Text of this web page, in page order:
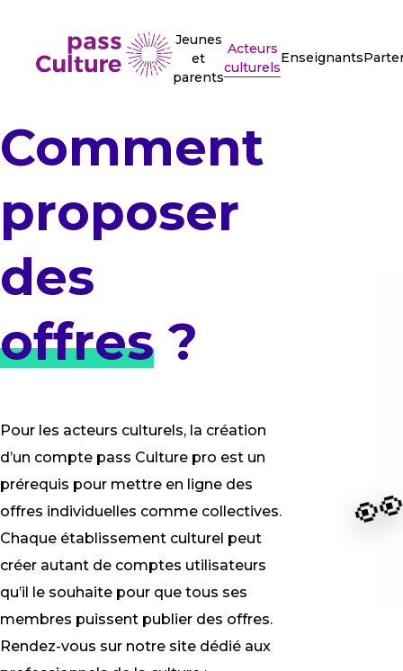
Jeunes
et
parents
Acteurs
culturels
Enseignants
Comment
proposer
des
offres ?
Pour les acteurs culturels, la création
d’un compte pass Culture pro est un
prérequis pour mettre en ligne des
offres individuelles comme collectives.
Chaque établissement culturel peut
créer autant de comptes utilisateurs
qu’il le souhaite pour que tous ses
membres puissent publier des offres.
Rendez-vous sur notre site dédié aux